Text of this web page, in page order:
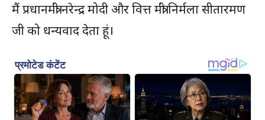
मैं प्रधानमंत्री नरेन्द्र मोदी और वित्त मंत्री निर्मला सीतारमण
जी को धन्यवाद देता हूं।